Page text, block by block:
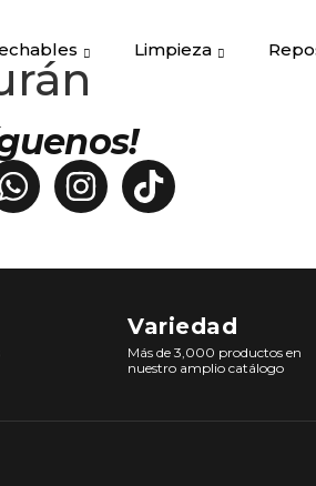
Limpieza
Variedad
Más de 3,000 productos en
nuestro amplio catálogo